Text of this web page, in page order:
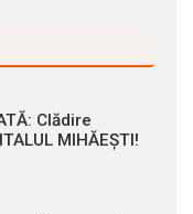
Clădire
MIHĂEȘTI!